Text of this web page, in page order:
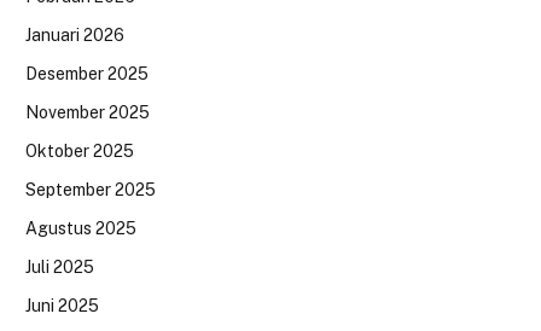
Januari 2026
Desember 2025
November 2025
Oktober 2025
September 2025
Agustus 2025
Juli 2025
Juni 2025